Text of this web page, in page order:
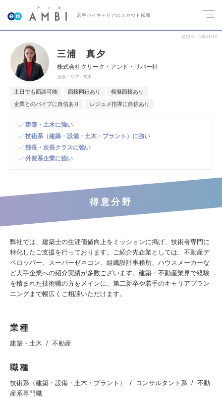
若手ハイキャリアのスカウト転職
登録日 24/01/16
三浦 真夕
株式会社クリーク・アンド・リバー社
担当エリア 関東
土日でも面談可能 面接同行あり 模擬面接あり
企業とのパイプに自信あり レジュメ指導に自信あり
建築・土木に強い
技術系（建築・設備・土木・プラント）に強い
部長・次長クラスに強い
外資系企業に強い
得意分野
弊社では、建築士の生涯価値向上をミッションに掲げ、技術者専門に
特化したご支援を行っております。ご紹介先企業としては、不動産デ
ベロッパー、スーパーゼネコン、組織設計事務所、ハウスメーカーな
ど大手企業への紹介実績が多数ございます。建築・不動産業界で経験
を積まれた技術職の方をメインに、第二新卒や若手のキャリアプラン
ニングまで幅広くご相談いただけます。
業種
建築・土木 不動産
職種
技術系（建築・設備・土木・プラント） コンサルタント系
不動
産系専門職